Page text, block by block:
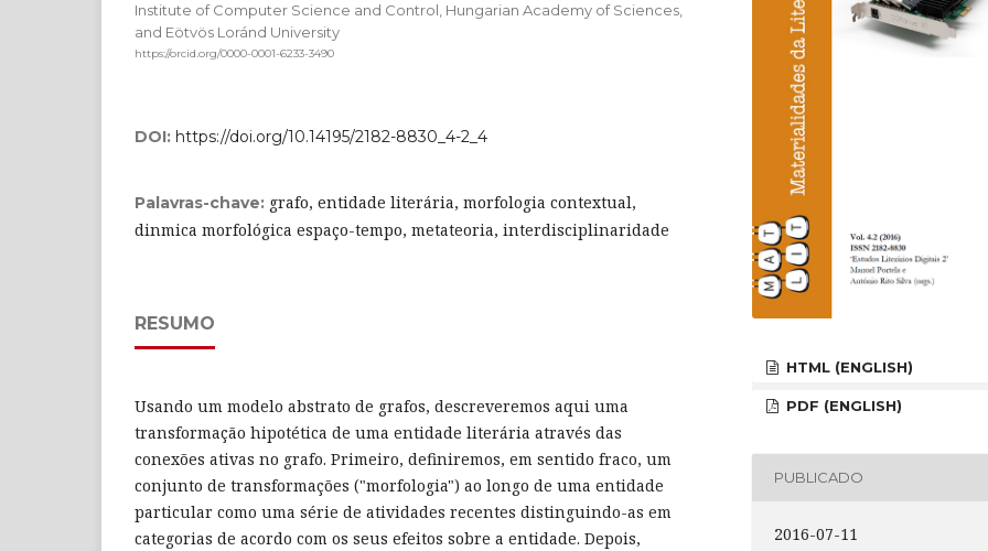
Institute of Computer Science and Control, Hungarian Academy of Sciences,
and Eötvös Loránd University
https://orcid.org/0000-0001-6233-3490
DOI: https://doi.org/10.14195/2182-8830_4-2_4
Palavras-chave: grafo, entidade literária, morfologia contextual,
dinmica morfológica espaço-tempo, metateoria, interdisciplinaridade
RESUMO
Usando um modelo abstrato de grafos, descreveremos aqui uma
transformação hipotética de uma entidade literária através das
conexões ativas no grafo. Primeiro, definiremos, em sentido fraco, um
conjunto de transformações ("morfologia") ao longo de uma entidade
particular como uma série de atividades recentes distinguindo-as em
categorias de acordo com os seus efeitos sobre a entidade. Depois,
HTML (ENGLISH)
PDF (ENGLISH)
PUBLICADO
2016-07-11